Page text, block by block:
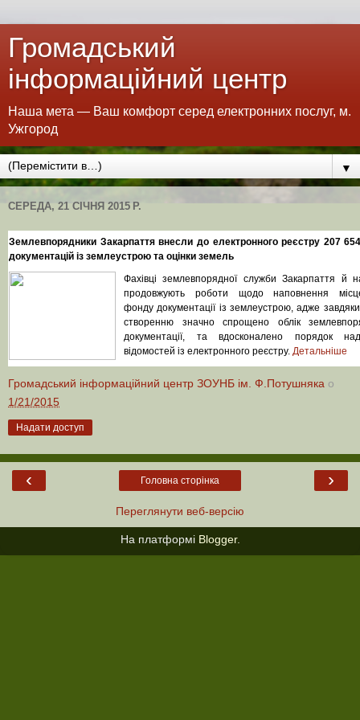
Громадський
інформаційний центр
Наша мета — Ваш комфорт серед електронних послуг, м.
Ужгород
▼
СЕРЕДА, 21 СІЧНЯ 2015 Р.
Землевпорядники Закарпаття внесли до електронного реєстру 207
документацій із землеустрою та оцінки земель
Фахівці землевпорядної служби Закарпаття й
продовжують роботи щодо наповнення
фонду документації із землеустрою, адже
створенню значно спрощено облік
документації, та вдосконалено порядок
відомостей із електронного реєстру. Детальніше
Громадський інформаційний центр ЗОУНБ ім. Ф.Потушняка о
1/21/2015
Надати доступ
‹ ›
Головна сторінка
Переглянути веб-версію
На платформі Blogger.